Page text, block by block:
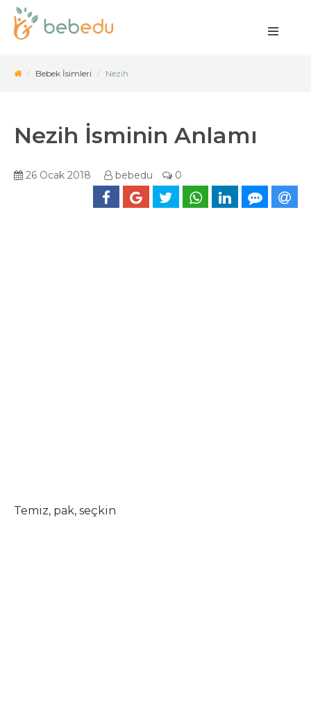
Bebek İsimleri Nezih
Nezih İsminin Anlamı
26 Ocak 2018 bebedu 0
Temiz, pak, seçkin